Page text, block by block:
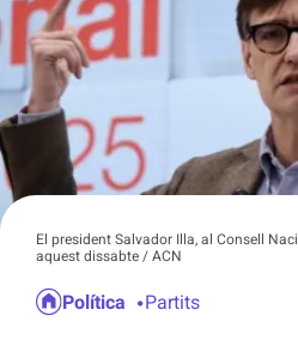
El president Salvador Illa, al Consell
aquest dissabte / ACN
Política Partits